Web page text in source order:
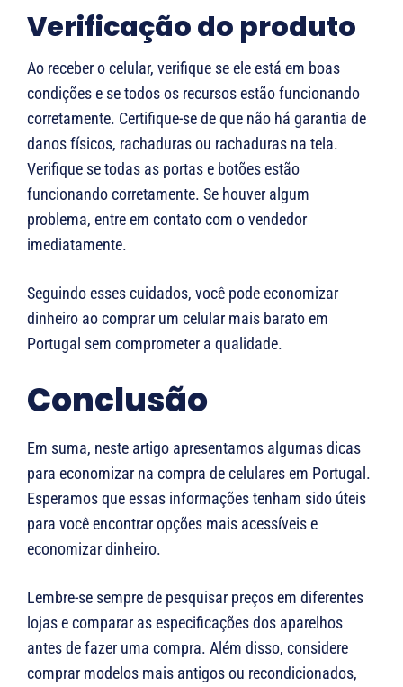
Verificação do produto
Ao receber o celular, verifique se ele está em boas
condições e se todos os recursos estão funcionando
corretamente. Certifique-se de que não há garantia de
danos físicos, rachaduras ou rachaduras na tela.
Verifique se todas as portas e botões estão
funcionando corretamente. Se houver algum
problema, entre em contato com o vendedor
imediatamente.
Seguindo esses cuidados, você pode economizar
dinheiro ao comprar um celular mais barato em
Portugal sem comprometer a qualidade.
Conclusão
Em suma, neste artigo apresentamos algumas dicas
para economizar na compra de celulares em Portugal.
Esperamos que essas informações tenham sido úteis
para você encontrar opções mais acessíveis e
economizar dinheiro.
Lembre-se sempre de pesquisar preços em diferentes
lojas e comparar as especificações dos aparelhos
antes de fazer uma compra. Além disso, considere
comprar modelos mais antigos ou recondicionados,